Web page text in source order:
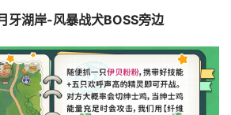
牙湖岸-风暴战犬BOSS旁边